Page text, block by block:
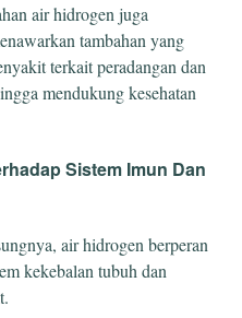
air hidrogen juga
tambahan yang
terkait peradangan dan
mendukung kesehatan
Sistem Imun Dan
air hidrogen berperan
kekebalan tubuh dan